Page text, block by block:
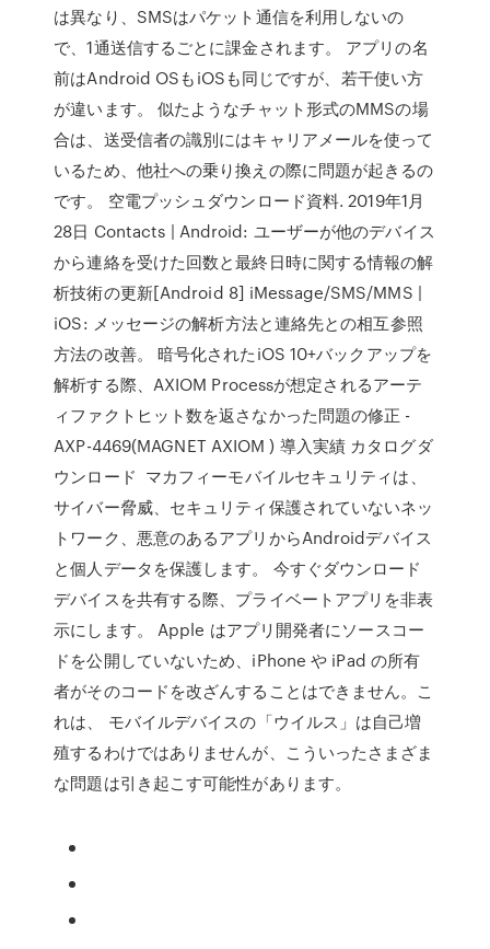
は異なり、SMSはパケット通信を利用しないの
で、1通送信するごとに課金されます。 アプリの名
前はAndroid OSもiOSも同じですが、若干使い方
が違います。 似たようなチャット形式のMMSの場
合は、送受信者の識別にはキャリアメールを使って
いるため、他社への乗り換えの際に問題が起きるの
です。 空電プッシュダウンロード資料. 2019年1月
28日 Contacts | Android: ユーザーが他のデバイス
から連絡を受けた回数と最終日時に関する情報の解
析技術の更新[Android 8] iMessage/SMS/MMS |
iOS: メッセージの解析方法と連絡先との相互参照
方法の改善。 暗号化されたiOS 10+バックアップを
解析する際、AXIOM Processが想定されるアーテ
ィファクトヒット数を返さなかった問題の修正 -
AXP-4469(MAGNET AXIOM ) 導入実績 カタログダ
ウンロード マカフィーモバイルセキュリティは、
サイバー脅威、セキュリティ保護されていないネッ
トワーク、悪意のあるアプリからAndroidデバイス
と個人データを保護します。 今すぐダウンロード
デバイスを共有する際、プライベートアプリを非表
示にします。 Apple はアプリ開発者にソースコー
ドを公開していないため、iPhone や iPad の所有
者がそのコードを改ざんすることはできません。こ
れは、 モバイルデバイスの「ウイルス」は自己増
殖するわけではありませんが、こういったさまざま
な問題は引き起こす可能性があります。